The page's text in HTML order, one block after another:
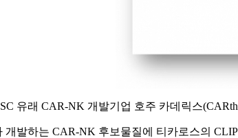
유래 CAR-NK 개발기업 호주 카데릭스
발하는 CAR-NK 후보물질에 티카로스의